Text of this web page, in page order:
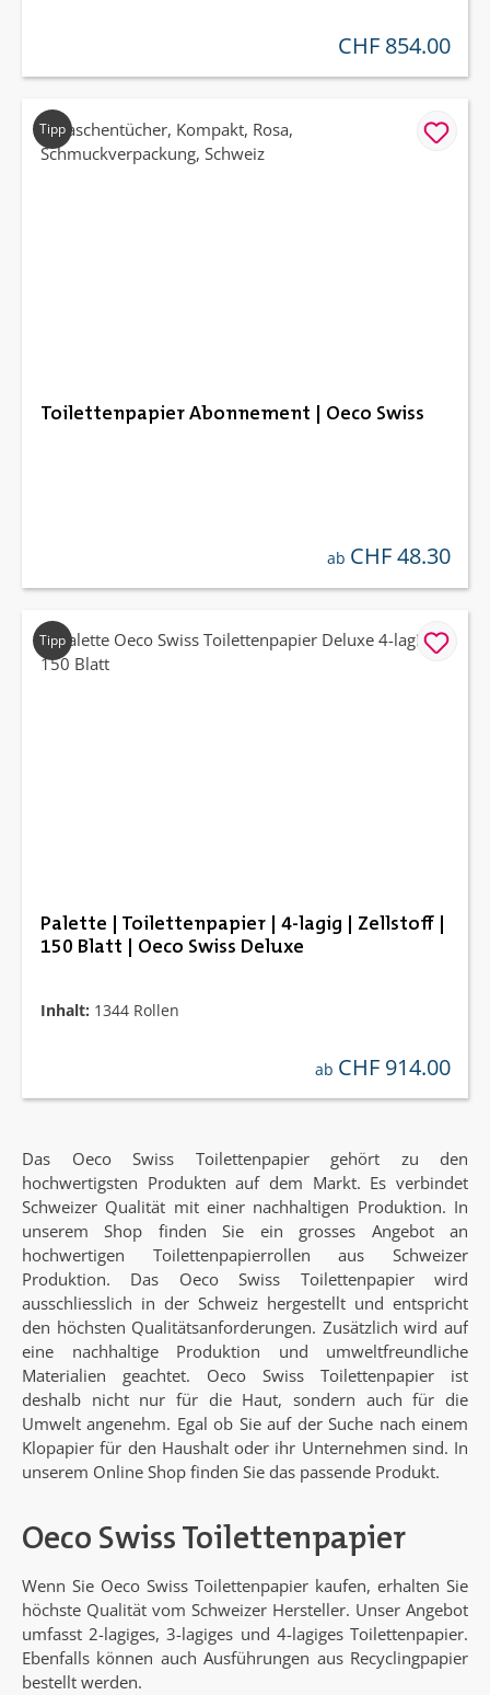
regulärer preis:
CHF 854.00
Tipp
Toilettenpapier Abonnement | Oeco Swiss
regulärer preis:
ab CHF 48.30
Tipp
Palette | Toilettenpapier | 4-lagig | Zellstoff |
150 Blatt | Oeco Swiss Deluxe
Inhalt: 1344 Rollen
regulärer preis:
ab CHF 914.00
Das Oeco Swiss Toilettenpapier gehört zu den
hochwertigsten Produkten auf dem Markt. Es verbindet
Schweizer Qualität mit einer nachhaltigen Produktion. In
unserem Shop finden Sie ein grosses Angebot an
hochwertigen Toilettenpapierrollen aus Schweizer
Produktion. Das Oeco Swiss Toilettenpapier wird
ausschliesslich in der Schweiz hergestellt und entspricht
den höchsten Qualitätsanforderungen. Zusätzlich wird auf
eine nachhaltige Produktion und umweltfreundliche
Materialien geachtet. Oeco Swiss Toilettenpapier ist
deshalb nicht nur für die Haut, sondern auch für die
Umwelt angenehm. Egal ob Sie auf der Suche nach einem
Klopapier für den Haushalt oder ihr Unternehmen sind. In
unserem Online Shop finden Sie das passende Produkt.
Oeco Swiss Toilettenpapier
Wenn Sie Oeco Swiss Toilettenpapier kaufen, erhalten Sie
höchste Qualität vom Schweizer Hersteller. Unser Angebot
umfasst 2-lagiges, 3-lagiges und 4-lagiges Toilettenpapier.
Ebenfalls können auch Ausführungen aus Recyclingpapier
bestellt werden.